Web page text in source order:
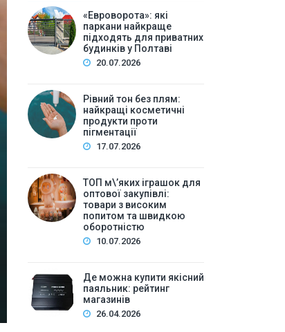
ТОП м\’яких іграшок для
високим попитом
Зміст:Історія попиту на м\’які іграшки: від
оптової закупівлі у 2026 роціKalibri — лідер за
«Евроворота»: які
паркани найкраще
підходять для приватних
будинків у Полтаві
20.07.2026
Рівний тон без плям:
найкращі косметичні
продукти проти
пігментації
17.07.2026
ТОП м\’яких іграшок для
оптової закупівлі:
товари з високим
попитом та швидкою
оборотністю
10.07.2026
Де можна купити якісний
паяльник: рейтинг
магазинів
26.04.2026